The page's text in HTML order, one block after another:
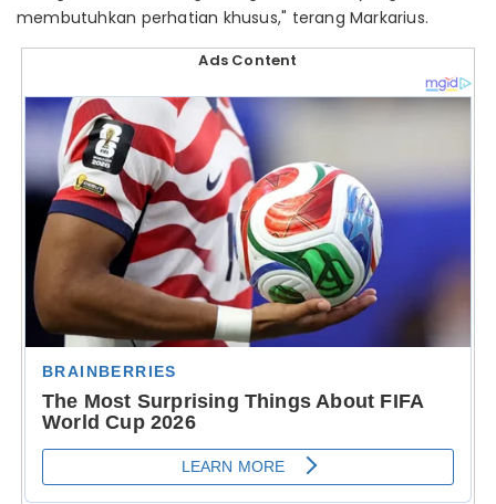
membutuhkan perhatian khusus," terang Markarius.
Ads Content